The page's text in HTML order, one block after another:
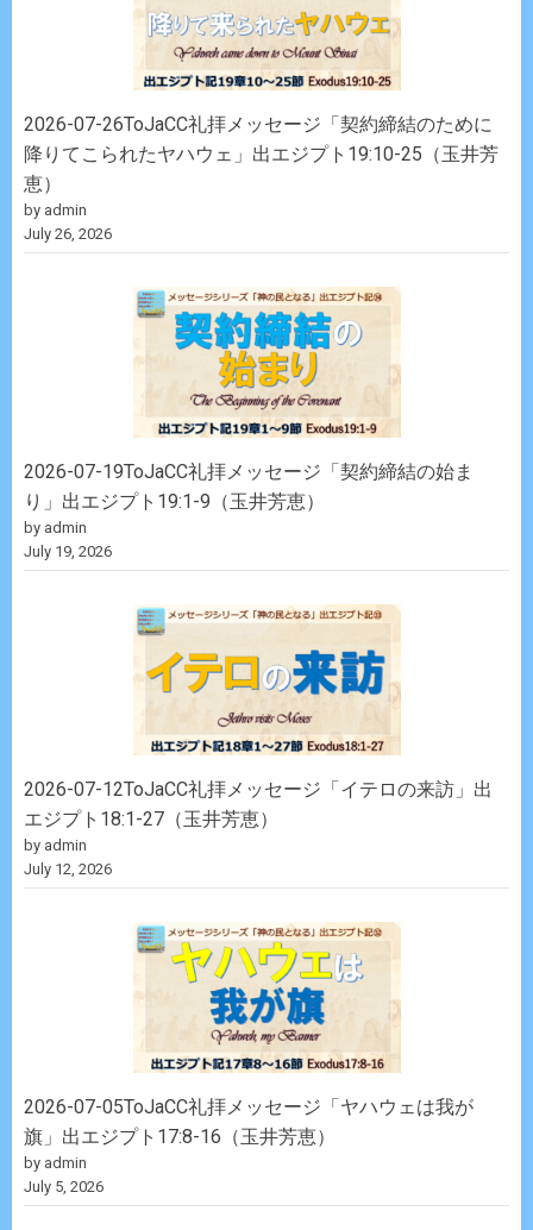
2026-07-26ToJaCC礼拝メッセージ「契約締結のために
降りてこられたヤハウェ」出エジプト19:10-25（玉井芳
恵）
by admin
July 26, 2026
2026-07-19ToJaCC礼拝メッセージ「契約締結の始ま
り」出エジプト19:1-9（玉井芳恵）
by admin
July 19, 2026
2026-07-12ToJaCC礼拝メッセージ「イテロの来訪」出
エジプト18:1-27（玉井芳恵）
by admin
July 12, 2026
2026-07-05ToJaCC礼拝メッセージ「ヤハウェは我が
旗」出エジプト17:8-16（玉井芳恵）
by admin
July 5, 2026